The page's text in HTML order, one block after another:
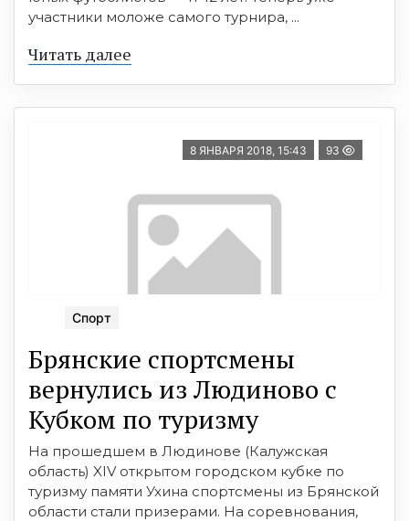
участники моложе самого турнира, ...
Читать далее
8 ЯНВАРЯ 2018, 15:43 93
Спорт
Брянские спортсмены
вернулись из Людиново с
Кубком по туризму
На прошедшем в Людинове (Калужская
область) XIV открытом городском кубке по
туризму памяти Ухина спортсмены из Брянской
области стали призерами. На соревнования,